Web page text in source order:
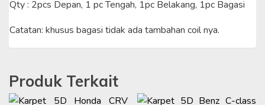
Qty : 2pcs Depan, 1 pc Tengah, 1pc Belakang, 1pc Bagasi
Catatan: khusus bagasi tidak ada tambahan coil nya.
Produk Terkait